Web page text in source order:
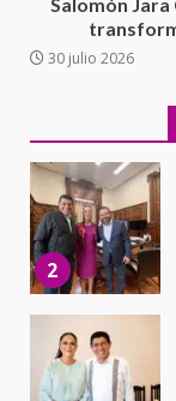
30 julio 2026
3